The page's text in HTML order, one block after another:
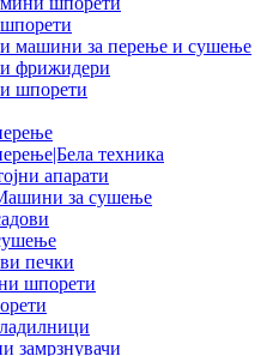
машини за перење и сушење
фрижидери
шпорети
техника
апарати
за сушење
печки
шпорети
замрзнувачи